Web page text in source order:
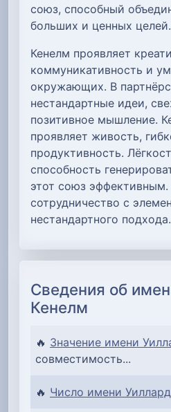
союз, способный
больших и ценных целей.
Кенелм проявляет
коммуникативность и
окружающих. В
нестандартные идеи,
позитивное мышление.
проявляет живость,
продуктивность.
способность
этот союз
сотрудничество с
нестандартного подхода.
Сведения об
Кенелм
🔥 Значение имени
совместимость...
🔥 Число имени Уиллард